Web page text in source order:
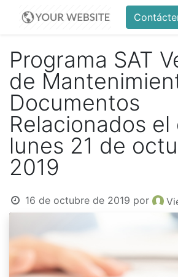
Programa SAT
de
Documentos
Relacionados el
lunes 21 de
2019
16 de octubre de 2019 por